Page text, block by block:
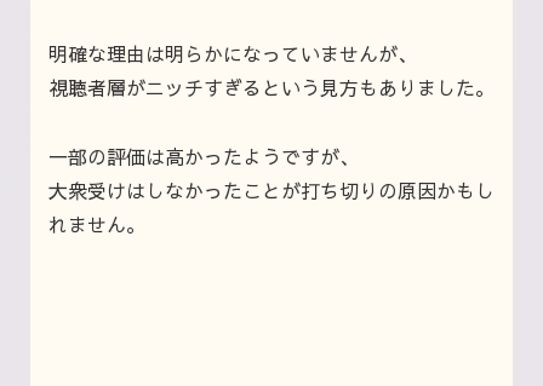
明確な理由は明らかになっていませんが、
視聴者層がニッチすぎるという見方もありました。
一部の評価は高かったようですが、
大衆受けはしなかったことが打ち切りの原因かもし
れません。